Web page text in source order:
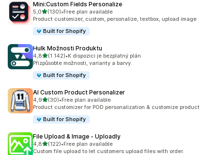
Mini:Custom Fields Personalize
5,0z 5 hvězd
(130)
Celkový počet recenzí: 130
•Free plan available
Product customizer, custom, personalize, textbox, upload image
Built for Shopify
Hulk Možnosti Produktu
4,8z 5 hvězd
(1 142)
Celkový počet recenzí: 1142
•K dispozici je bezplatný plán
Přizpůsobte možnosti, varianty a barvy.
Built for Shopify
AI Custom Product Personalizer
4,9z 5 hvězd
(30)
Celkový počet recenzí: 30
•Free plan available
Product customizer for POD personalization & customize product
Built for Shopify
File Upload & Image ‑ Uploadly
4,8z 5 hvězd
(122)
Celkový počet recenzí: 122
•Free plan available
Custom file upload to let customers upload files with order.